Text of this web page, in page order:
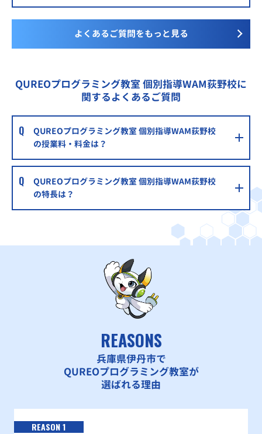
よくあるご質問をもっと見る
QUREOプログラミング教室 個別指導WAM荻野校に
関するよくあるご質問
QUREOプログラミング教室 個別指導WAM荻野校
の授業料・料金は？
QUREOプログラミング教室 個別指導WAM荻野校
の特長は？
REASONS
兵庫県伊丹市で
QUREOプログラミング教室が
選ばれる理由
REASON 1